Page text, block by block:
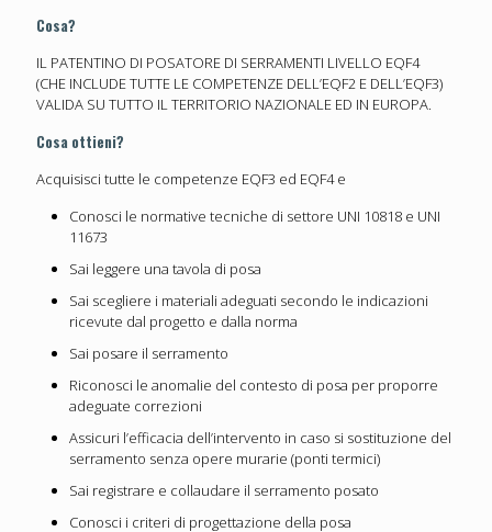
Cosa?
IL PATENTINO DI POSATORE DI SERRAMENTI LIVELLO EQF4
(CHE INCLUDE TUTTE LE COMPETENZE DELL’EQF2 E DELL’EQF3)
VALIDA SU TUTTO IL TERRITORIO NAZIONALE ED IN EUROPA.
Cosa ottieni?
Acquisisci tutte le competenze EQF3 ed EQF4 e
Conosci le normative tecniche di settore UNI 10818 e UNI
11673
Sai leggere una tavola di posa
Sai scegliere i materiali adeguati secondo le indicazioni
ricevute dal progetto e dalla norma
Sai posare il serramento
Riconosci le anomalie del contesto di posa per proporre
adeguate correzioni
Assicuri l’efficacia dell’intervento in caso si sostituzione del
serramento senza opere murarie (ponti termici)
Sai registrare e collaudare il serramento posato
Conosci i criteri di progettazione della posa